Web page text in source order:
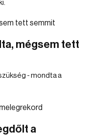
mégsem tett
- mondta a
a